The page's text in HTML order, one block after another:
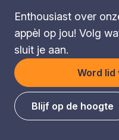
Enthousiast over
appèl op jou! Volg
sluit je aan.
Word lid
Blijf op de hoogte